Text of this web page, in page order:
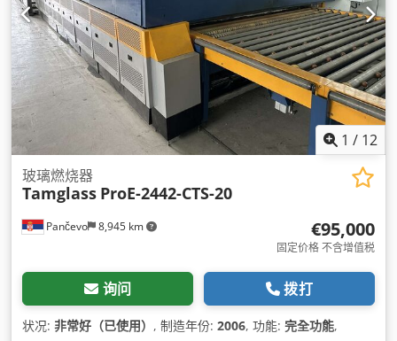
1 / 12
Pančevo 8,945 km
玻璃燃烧器
Tamglass ProE-2442-CTS-20
€95,000
固定价格 不含增值税
询问 拨打
状况: 非常好（已使用） , 制造年份: 2006, 功能: 完全功能,